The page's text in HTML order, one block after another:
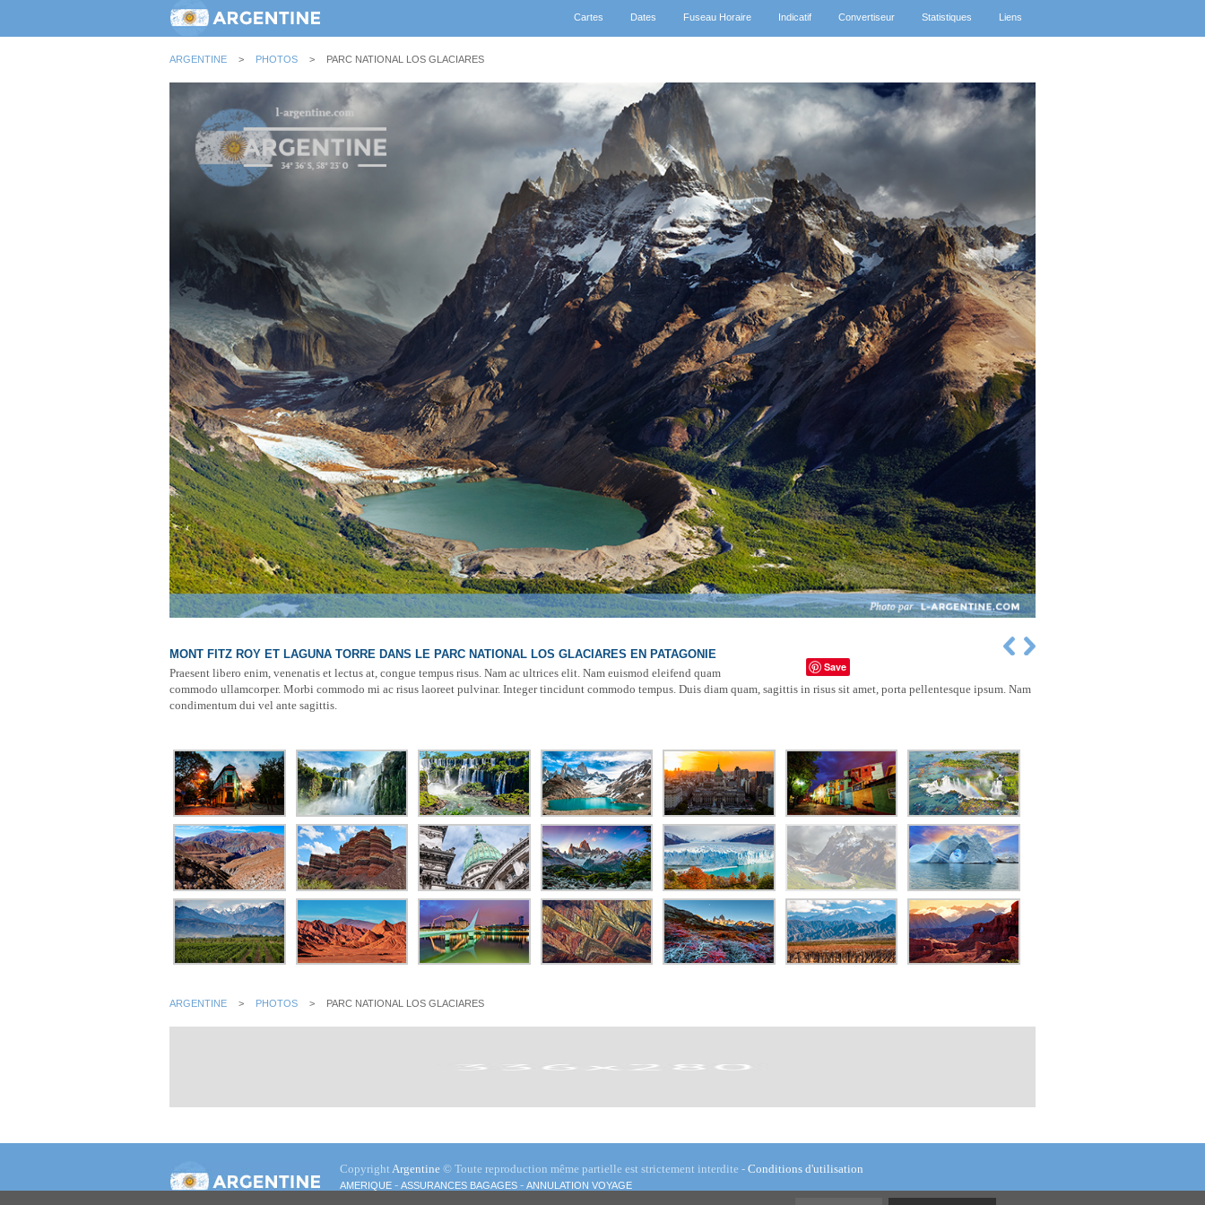
Cartes Dates Fuseau Horaire Indicatif Convertiseur Statistiques Liens
ARGENTINE > PHOTOS > PARC NATIONAL LOS GLACIARES
Save
MONT FITZ ROY ET LAGUNA TORRE DANS LE PARC NATIONAL LOS GLACIARES EN PATAGONIE
Praesent libero enim, venenatis et lectus at, congue tempus risus. Nam ac ultrices elit. Nam euismod eleifend quam
commodo ullamcorper. Morbi commodo mi ac risus laoreet pulvinar. Integer tincidunt commodo tempus. Duis diam quam, sagittis in risus sit amet, porta pellentesque ipsum. Nam
condimentum dui vel ante sagittis.
ARGENTINE > PHOTOS > PARC NATIONAL LOS GLACIARES
CopyrightArgentine © Toute reproduction même partielle est strictement interdite - Conditions d'utilisation
AMERIQUE - ASSURANCES BAGAGES - ANNULATION VOYAGE